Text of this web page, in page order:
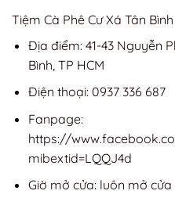
Tiệm Cà Phê Cư Xá Tân Bình
Địa điểm: 41-43 Nguyễn
Bình, TP HCM
Điện thoại: 0937 336 687
Fanpage:
https://
mibextid=LQQJ4d
Giờ mở cửa: luôn mở cửa